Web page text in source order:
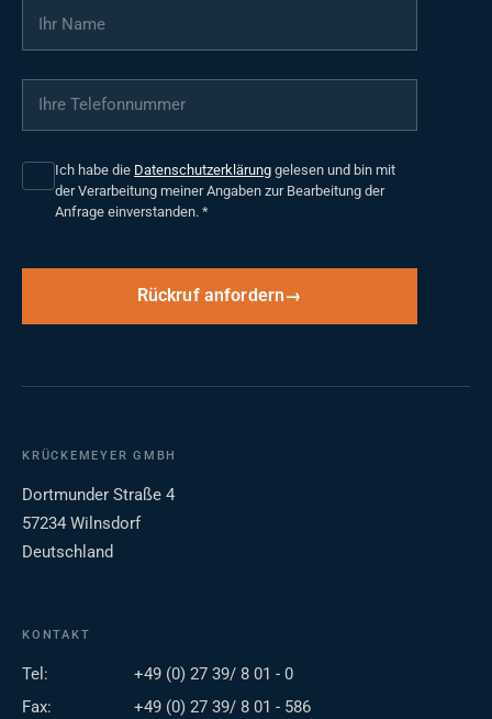
Ihr Name
Ihre Telefonnummer
Ich habe die Datenschutzerklärung gelesen und bin mit
der Verarbeitung meiner Angaben zur Bearbeitung der
Anfrage einverstanden. *
Rückruf anfordern
KRÜCKEMEYER GMBH
Dortmunder Straße 4
57234 Wilnsdorf
Deutschland
KONTAKT
Tel:
+49 (0) 27 39/ 8 01 - 0
Fax:
+49 (0) 27 39/ 8 01 - 586